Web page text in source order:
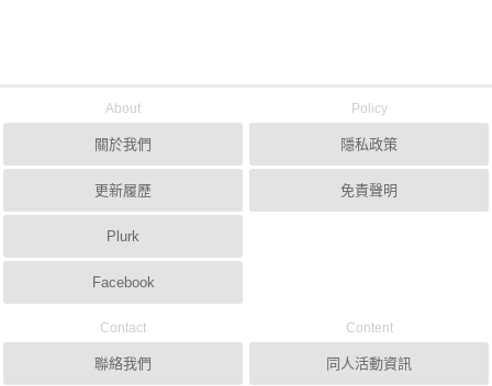
About
關於我們
更新履歷
Plurk
Facebook
Policy
隱私政策
免責聲明
Contact
聯絡我們
Content
同人活動資訊